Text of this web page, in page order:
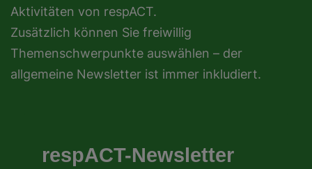
Aktivitäten von respACT.
Zusätzlich können Sie freiwillig
Themenschwerpunkte auswählen – der
allgemeine Newsletter ist immer inkludiert.